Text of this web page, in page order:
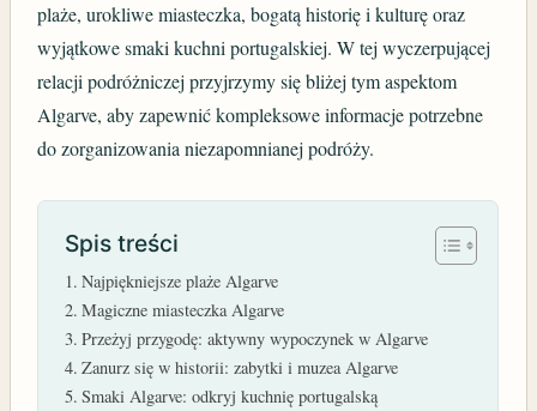
plaże, urokliwe miasteczka, bogatą historię i kulturę oraz
wyjątkowe smaki kuchni portugalskiej. W tej wyczerpującej
relacji podróżniczej przyjrzymy się bliżej tym aspektom
Algarve, aby zapewnić kompleksowe informacje potrzebne
do zorganizowania niezapomnianej podróży.
Spis treści
Najpiękniejsze plaże Algarve
Magiczne miasteczka Algarve
Przeżyj przygodę: aktywny wypoczynek w Algarve
Zanurz się w historii: zabytki i muzea Algarve
Smaki Algarve: odkryj kuchnię portugalską